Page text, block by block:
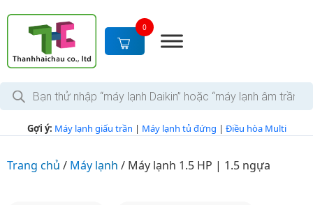
c
0
T
m
i Gợi ý: Máy lạnh giấu trần | Máy lạnh tủ đứng | Điều hòa Multi
Trang chủ / Máy lạnh / Máy lạnh 1.5 HP | 1.5 ngựa